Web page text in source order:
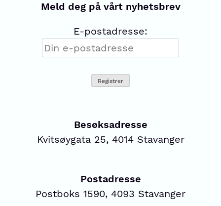
Meld deg på vårt nyhetsbrev
E-postadresse:
Besøksadresse
Kvitsøygata 25, 4014 Stavanger
Postadresse
Postboks 1590, 4093 Stavanger